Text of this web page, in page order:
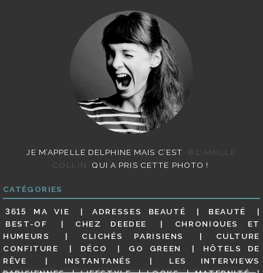
JE M’APPELLE DELPHINE MAIS C’EST
©CAMILLE
COLLIN
QUI A PRIS CETTE PHOTO !
CATÉGORIES
3615 MA VIE ADRESSES BEAUTÉ
BEAUTÉ
BEST-OF
CHEZ DEEDEE
CHRONIQUES ET
HUMEURS
CLICHÉS PARISIENS
CULTURE
CONFITURE
DÉCO GO GREEN
HÔTELS DE
RÊVE
INSTANTANÉS
LES INTERVIEWS